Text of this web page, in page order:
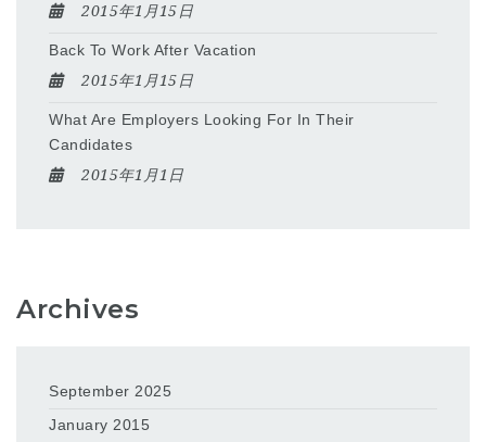
2015年1月15日
Back To Work After Vacation
2015年1月15日
What Are Employers Looking For In Their
Candidates
2015年1月1日
Archives
September 2025
January 2015